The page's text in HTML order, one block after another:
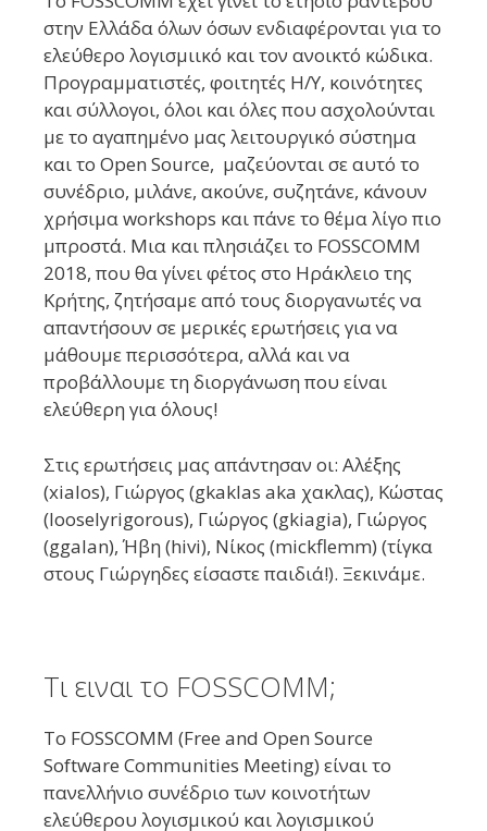
στην Ελλάδα όλων όσων ενδιαφέρονται για το
ελεύθερο λογισμιικό και τον ανοικτό κώδικα.
Προγραμματιστές, φοιτητές Η/Υ, κοινότητες
και σύλλογοι, όλοι και όλες που ασχολούνται
με το αγαπημένο μας λειτουργικό σύστημα
και το Open Source, μαζεύονται σε αυτό το
συνέδριο, μιλάνε, ακούνε, συζητάνε, κάνουν
χρήσιμα workshops και πάνε το θέμα λίγο πιο
μπροστά. Μια και πλησιάζει το FOSSCOMM
2018, που θα γίνει φέτος στο Ηράκλειο της
Κρήτης, ζητήσαμε από τους διοργανωτές να
απαντήσουν σε μερικές ερωτήσεις για να
μάθουμε περισσότερα, αλλά και να
προβάλλουμε τη διοργάνωση που είναι
ελεύθερη για όλους!
Στις ερωτήσεις μας απάντησαν οι: Αλέξης
(xialos), Γιώργος (gkaklas aka χακλας), Κώστας
(looselyrigorous), Γιώργος (gkiagia), Γιώργος
(ggalan), Ήβη (hivi), Νίκος (mickflemm) (τίγκα
στους Γιώργηδες είσαστε παιδιά!). Ξεκινάμε.
Τι ειναι το FOSSCOMM;
Το FOSSCOMM (Free and Open Source
Software Communities Meeting) είναι το
πανελλήνιο συνέδριο των κοινοτήτων
ελεύθερου λογισμικού και λογισμικού